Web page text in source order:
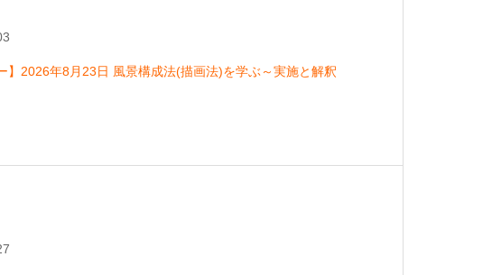
】2026年8月23日 風景構成法(描画法)を学ぶ～実施と解釈